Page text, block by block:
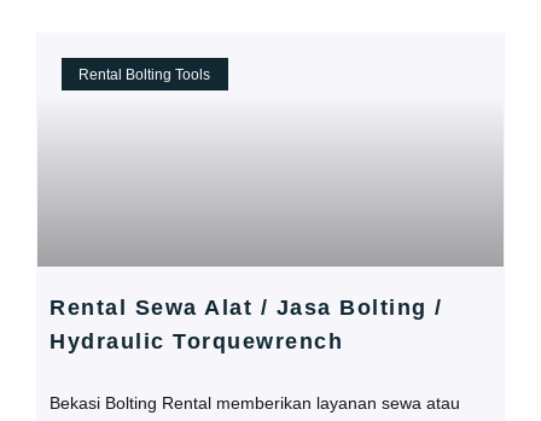
Rental Bolting Tools
Rental Sewa Alat / Jasa Bolting /
Hydraulic Torquewrench
Bekasi Bolting Rental memberikan layanan sewa atau